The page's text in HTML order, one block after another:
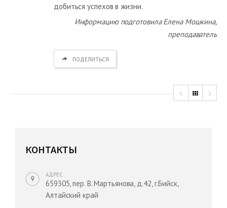
добиться успехов в жизни.
Информацию подготовила Елена Мошкина,
преподаватель
ПОДЕЛИТЬСЯ
КОНТАКТЫ
АДРЕС
659305, пер. В. Мартьянова, д.42, г.Бийск,
Алтайский край